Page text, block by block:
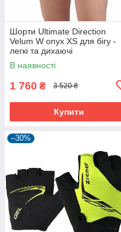
Шорти Ultimate Direction
Velum W onyx XS для бігу -
легкі та дихаючі
В наявності
1 760 ₴ 3 520 ₴
Купити
–30%